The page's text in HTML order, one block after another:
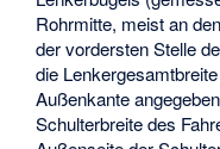
Rohrmitte, meist an
der vordersten Stelle
die
Außenkante
Schulterbreite des